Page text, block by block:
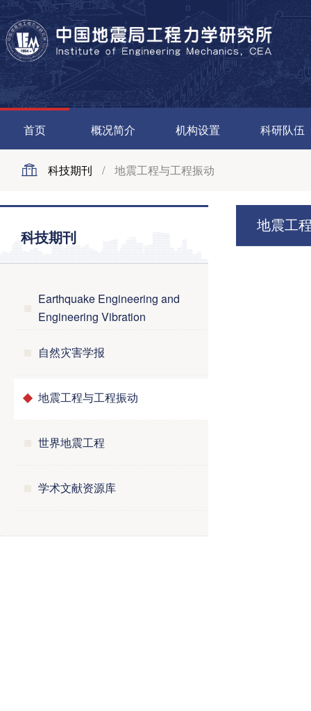
首页 概况简介 机构设置 科研队伍
科技期刊 / 地震工程与工程振动
科技期刊
Earthquake Engineering and
Engineering Vibration
自然灾害学报
地震工程与工程振动
世界地震工程
学术文献资源库
地震工